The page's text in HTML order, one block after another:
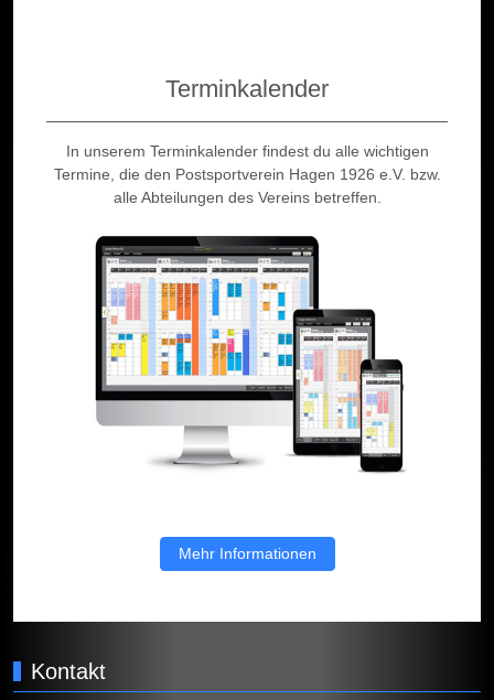
Terminkalender
In unserem Terminkalender findest du alle wichtigen
Termine, die den Postsportverein Hagen 1926 e.V. bzw.
alle Abteilungen des Vereins betreffen.
Mehr Informationen
Kontakt